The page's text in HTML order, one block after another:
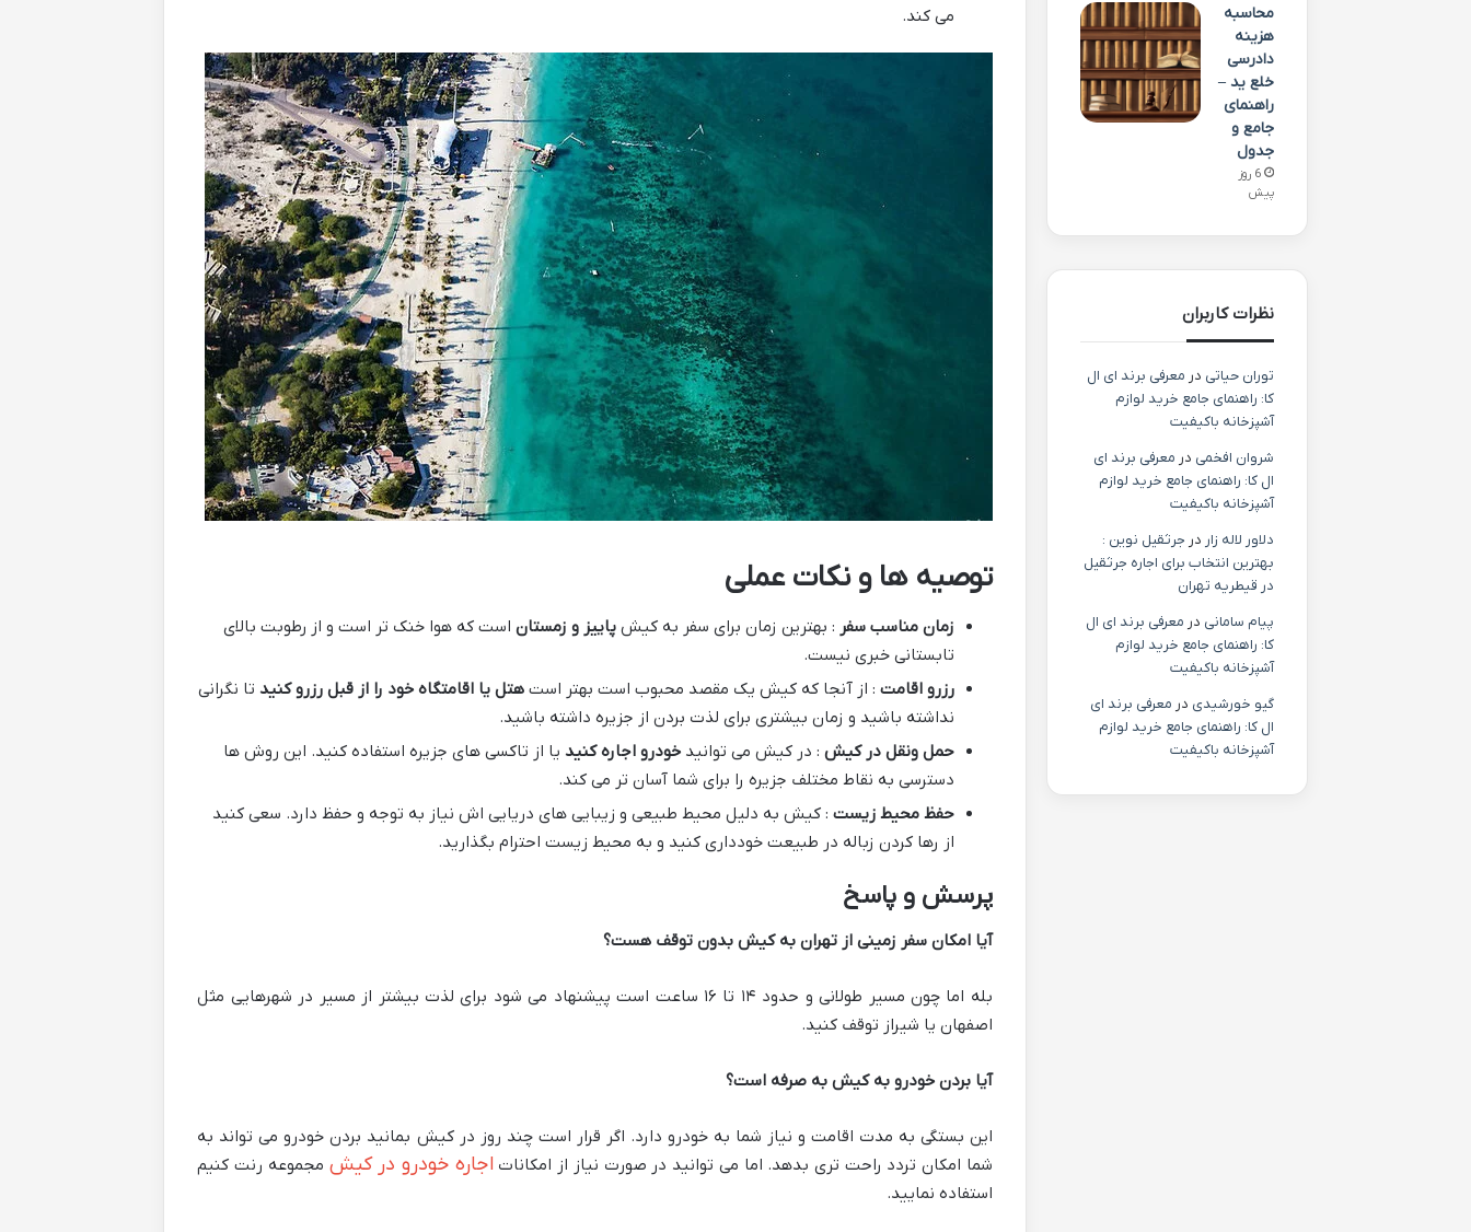
می کند.
توصیه ها و نکات عملی
زمان مناسب سفر : بهترین زمان برای سفر به کیشپاییز و زمستان است که هوا خنک تر است و از رطوبت بالای
تابستانی خبری نیست.
رزرو اقامت : از آنجا که کیش یک مقصد محبوب است بهتر استهتل یا اقامتگاه خود را از قبل رزرو کنید تا نگرانی
نداشته باشید و زمان بیشتری برای لذت بردن از جزیره داشته باشید.
حمل ونقل در کیش : در کیش می توانیدخودرو اجاره کنید یا از تاکسی های جزیره استفاده کنید. این روش ها
دسترسی به نقاط مختلف جزیره را برای شما آسان تر می کند.
حفظ محیط زیست : کیش به دلیل محیط طبیعی و زیبایی های دریایی اش نیاز به توجه و حفظ دارد. سعی کنید
از رها کردن زباله در طبیعت خودداری کنید و به محیط زیست احترام بگذارید.
پرسش و پاسخ
آیا امکان سفر زمینی از تهران به کیش بدون توقف هست؟
بله اما چون مسیر طولانی و حدود ۱۴ تا ۱۶ ساعت است پیشنهاد می شود برای لذت بیشتر از مسیر در شهرهایی مثل
اصفهان یا شیراز توقف کنید.
آیا بردن خودرو به کیش به صرفه است؟
این بستگی به مدت اقامت و نیاز شما به خودرو دارد. اگر قرار است چند روز در کیش بمانید بردن خودرو می تواند به
شما امکان تردد راحت تری بدهد. اما می توانید در صورت نیاز از امکانات اجاره خودرو در کیش مجموعه رنت کنیم
استفاده نمایید.
محاسبه
هزینه
دادرسی
خلع ید –
راهنمای
جامع و
جدول
6 روز
پیش
نظرات کاربران
توران حیاتی در معرفی برند ای ال
کا: راهنمای جامع خرید لوازم
آشپزخانه باکیفیت
شروان افخمی در معرفی برند ای
ال کا: راهنمای جامع خرید لوازم
آشپزخانه باکیفیت
دلاور لاله زار در جرثقیل نوین :
بهترین انتخاب برای اجاره جرثقیل
در قیطریه تهران
پیام سامانی در معرفی برند ای ال
کا: راهنمای جامع خرید لوازم
آشپزخانه باکیفیت
گیو خورشیدی در معرفی برند ای
ال کا: راهنمای جامع خرید لوازم
آشپزخانه باکیفیت